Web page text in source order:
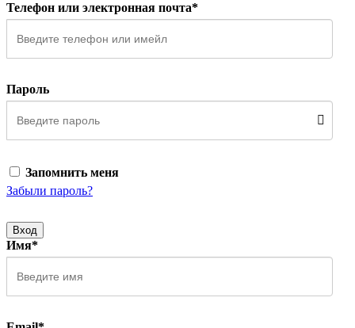
Телефон или электронная почта*
Пароль
Запомнить меня
Забыли пароль?
Вход
Имя*